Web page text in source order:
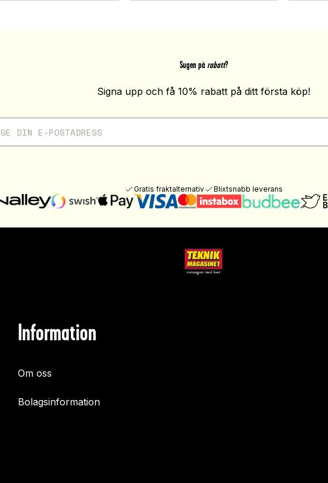
Sugen på rabatt?
Signa upp och få 10% rabatt på ditt första köp!
Gratis fraktalternativ Blixtsnabb leverans
Information
Om oss
Bolagsinformation